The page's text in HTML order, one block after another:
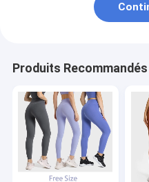
Produits Recommandés